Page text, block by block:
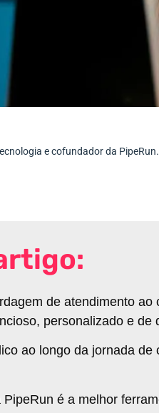
e cofundador da
de atendimento ao
personalizado e de
ao longo da jornada de
é a melhor